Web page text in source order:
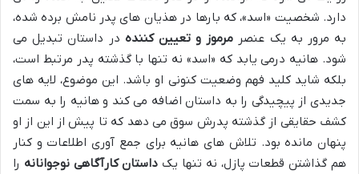
دارد. شخصیت «اسد»، که بارها در هذیان های پدر نامش برده شده،
به مرور به یک عنصر مرموز و تعیین کننده در داستان تبدیل می
شود. هانیه درمی یابد که «اسد» نه تنها با گذشته پدر مرتبط است،
بلکه شاید کلید فهم وضعیت کنونی او باشد. این موضوع، لایه های
جدیدی از پیچیدگی را به داستان اضافه می کند و هانیه را به سمت
کشف حقایقی از گذشته پدرش سوق می دهد که تا پیش از این از او
پنهان مانده بود. تلاش های هانیه برای جمع آوری اطلاعات و کنار
هم گذاشتن قطعات پازل، نه تنها یک داستان کارآگاهی نوجوانانه را